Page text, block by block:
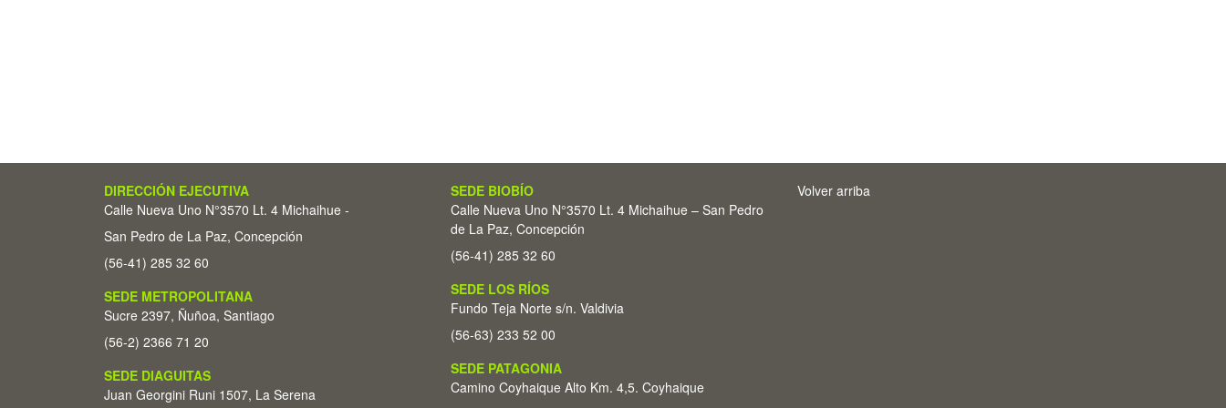
DIRECCIÓN EJECUTIVA
Calle Nueva Uno N°3570 Lt. 4 Michaihue -
San Pedro de La Paz, Concepción
(56-41) 285 32 60
SEDE METROPOLITANA
Sucre 2397, Ñuñoa, Santiago
(56-2) 2366 71 20
SEDE DIAGUITAS
Juan Georgini Runi 1507, La Serena
SEDE BIOBÍO
Calle Nueva Uno N°3570 Lt. 4 Michaihue – San Pedro
de La Paz, Concepción
(56-41) 285 32 60
SEDE LOS RÍOS
Fundo Teja Norte s/n. Valdivia
(56-63) 233 52 00
SEDE PATAGONIA
Camino Coyhaique Alto Km. 4,5. Coyhaique
Volver arriba